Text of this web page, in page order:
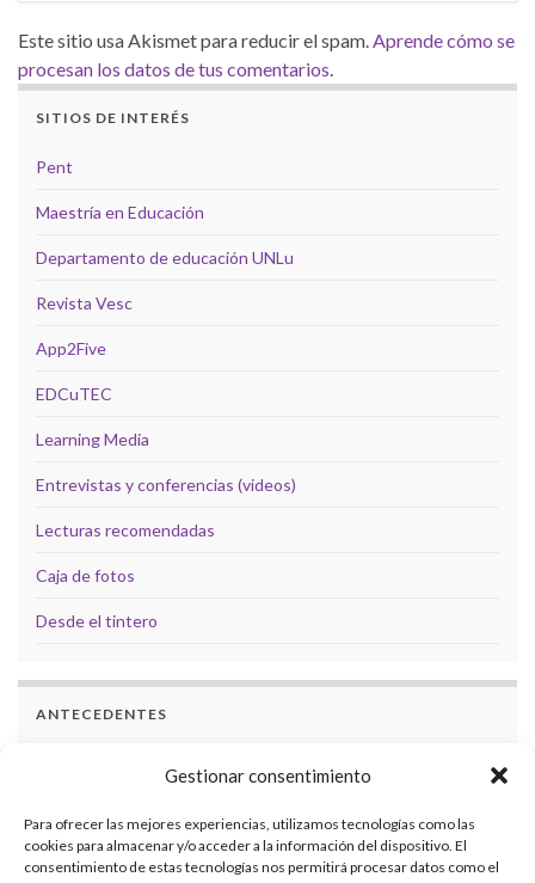
Gestionar consentimiento
Para ofrecer las mejores experiencias, utilizamos tecnologías como las
cookies para almacenar y/o acceder a la información del dispositivo. El
consentimiento de estas tecnologías nos permitirá procesar datos como el
Este sitio usa Akismet para reducir el spam. Aprende cómo se
procesan los datos de tus comentarios
SITIOS DE INTERÉS
Pent
Maestría en Educación
Departamento de educación UNLu
Revista Vesc
App2Five
EDCuTEC
Learning Media
Entrevistas y conferencias (videos)
Lecturas recomendadas
Caja de fotos
Desde el tintero
ANTECEDENTES
Investigaciones